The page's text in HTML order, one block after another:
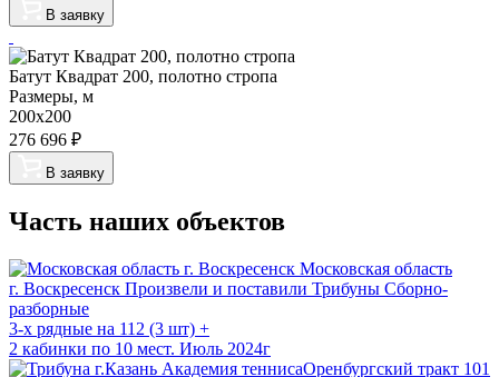
В заявку
Батут Квадрат 200, полотно стропа
Размеры, м
200х200
276 696 ₽
В заявку
Часть наших объектов
Московская область
г. Воскресенск Произвели и поставили Трибуны Сборно-
разборные
3-х рядные на 112 (3 шт) +
2 кабинки по 10 мест. Июль 2024г